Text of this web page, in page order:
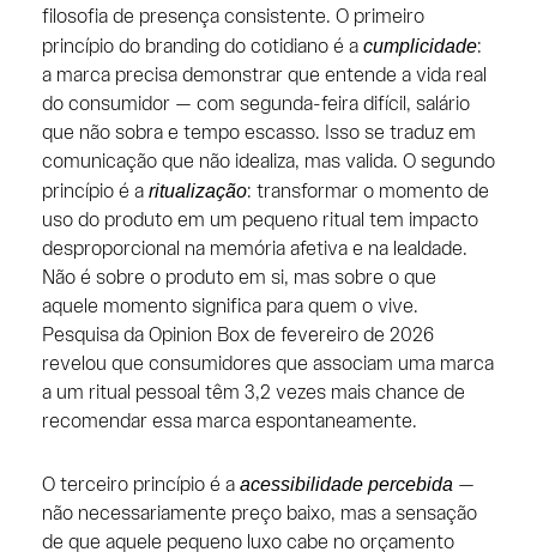
filosofia de presença consistente. O primeiro
princípio do branding do cotidiano é a cumplicidade:
a marca precisa demonstrar que entende a vida real
do consumidor — com segunda-feira difícil, salário
que não sobra e tempo escasso. Isso se traduz em
comunicação que não idealiza, mas valida. O segundo
princípio é a ritualização: transformar o momento de
uso do produto em um pequeno ritual tem impacto
desproporcional na memória afetiva e na lealdade.
Não é sobre o produto em si, mas sobre o que
aquele momento significa para quem o vive.
Pesquisa da Opinion Box de fevereiro de 2026
revelou que consumidores que associam uma marca
a um ritual pessoal têm 3,2 vezes mais chance de
recomendar essa marca espontaneamente.
O terceiro princípio é a acessibilidade percebida—
não necessariamente preço baixo, mas a sensação
de que aquele pequeno luxo cabe no orçamento